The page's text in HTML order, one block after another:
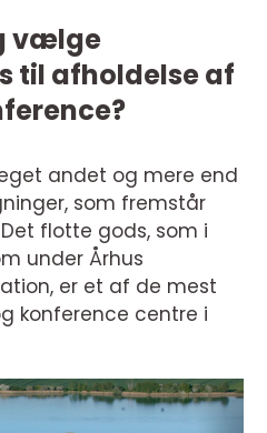
vælge
til afholdelse af
andet og mere end
som fremstår
flotte gods, som i
under Århus
er et af de mest
konference centre i